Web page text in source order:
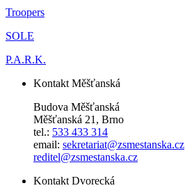
Troopers
SOLE
P.A.R.K.
Kontakt Měšťanská
Budova Měšťanská
Měšťanská 21, Brno
tel.: 533 433 314
email: sekretariat@zsmestanska.cz
reditel@zsmestanska.cz
Kontakt Dvorecká